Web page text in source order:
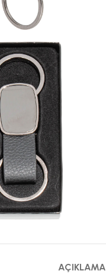
AÇIKLAMA